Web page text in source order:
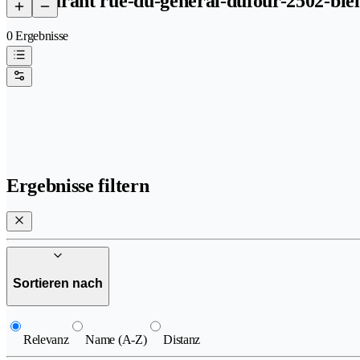
0 Ergebnisse
Ergebnisse filtern
Sortieren nach
Relevanz Name (A-Z) Distanz